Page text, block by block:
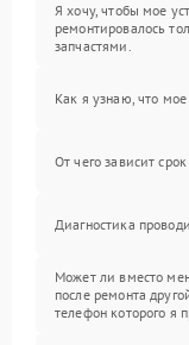
Я хочу, чтобы мое
ремонтировалось
запчастями.
Как я узнаю, что мое
От чего зависит
Диагностика
Может ли вместо
после ремонта
телефон которого я